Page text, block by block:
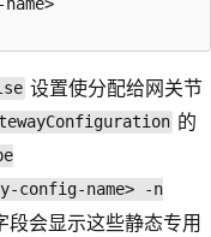
设置使分配给网关节
的
config-name> -n
段会显示这些静态专用